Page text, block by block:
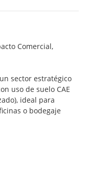
Comercial,
sector estratégico
uso de suelo CAE
ideal para
o bodegaje